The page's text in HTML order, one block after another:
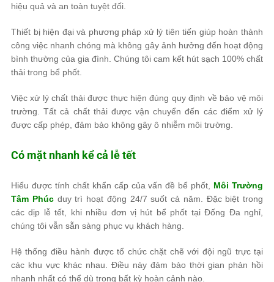
hiệu quả và an toàn tuyệt đối.
Thiết bị hiện đại và phương pháp xử lý tiên tiến giúp hoàn thành
công việc nhanh chóng mà không gây ảnh hưởng đến hoạt động
bình thường của gia đình. Chúng tôi cam kết hút sạch 100% chất
thải trong bể phốt.
Việc xử lý chất thải được thực hiện đúng quy định về bảo vệ môi
trường. Tất cả chất thải được vận chuyển đến các điểm xử lý
được cấp phép, đảm bảo không gây ô nhiễm môi trường.
Có mặt nhanh kể cả lễ tết
Hiểu được tính chất khẩn cấp của vấn đề bể phốt, Môi Trường
Tâm Phúcduy trì hoạt động 24/7 suốt cả năm. Đặc biệt trong
các dịp lễ tết, khi nhiều đơn vị hút bể phốt tại Đống Đa nghỉ,
chúng tôi vẫn sẵn sàng phục vụ khách hàng.
Hệ thống điều hành được tổ chức chặt chẽ với đội ngũ trực tại
các khu vực khác nhau. Điều này đảm bảo thời gian phản hồi
nhanh nhất có thể dù trong bất kỳ hoàn cảnh nào.